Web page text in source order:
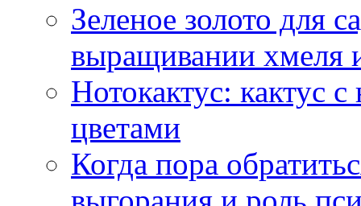
Зеленое золото для
выращивании хмеля
Нотокактус: кактус
цветами
Когда пора